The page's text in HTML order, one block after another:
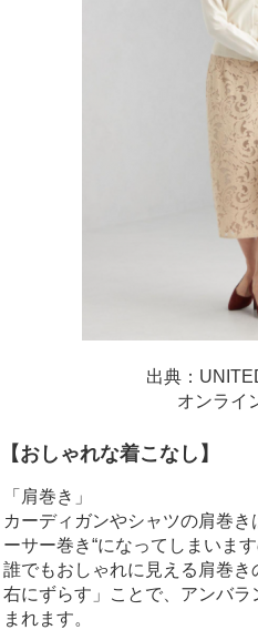
出典：
オンライ
【おしゃれな着こなし】
「肩巻き」
カーディガンやシャツの肩巻き
ーサー巻き“になってしまいま
誰でもおしゃれに見える肩巻
右にずらす」ことで、アンバ
まれます。